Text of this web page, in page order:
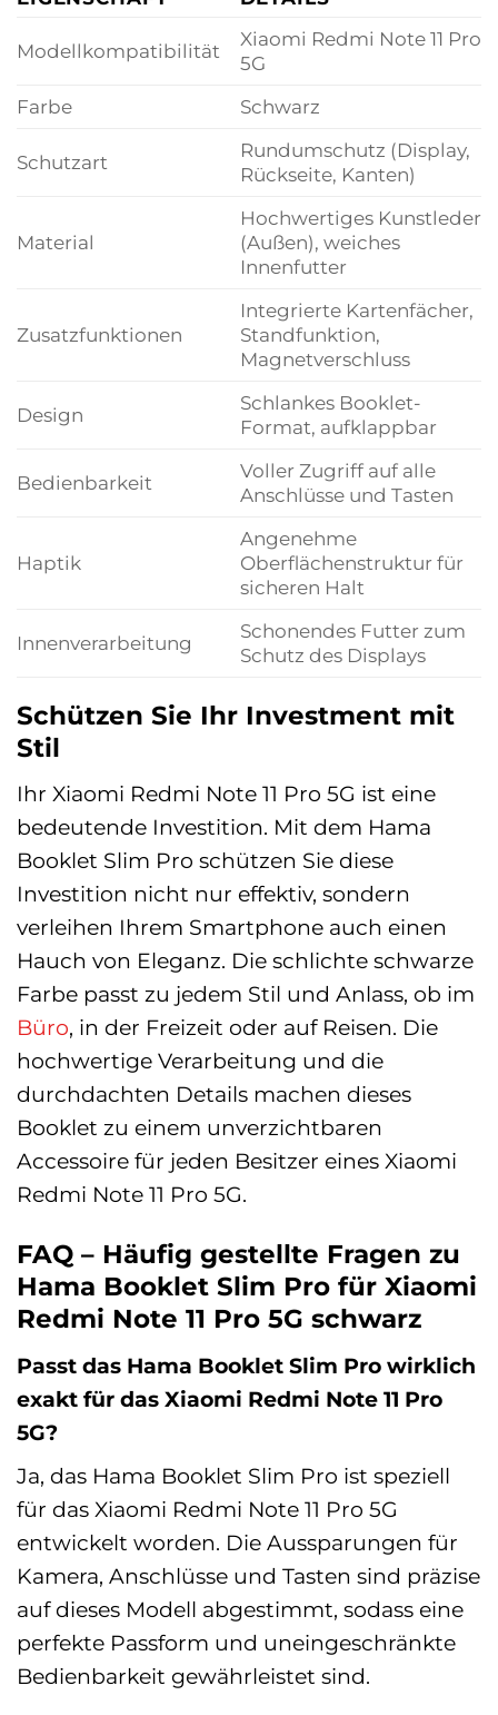
Modellkompatibilität
Xiaomi Redmi Note 11 Pro
5G
Farbe
Schwarz
Schutzart
Rundumschutz (Display,
Rückseite, Kanten)
Material
Hochwertiges Kunstleder
(Außen), weiches
Innenfutter
Zusatzfunktionen
Integrierte Kartenfächer,
Standfunktion,
Magnetverschluss
Design
Schlankes Booklet-
Format, aufklappbar
Bedienbarkeit
Voller Zugriff auf alle
Anschlüsse und Tasten
Haptik
Angenehme
Oberflächenstruktur für
sicheren Halt
Innenverarbeitung
Schonendes Futter zum
Schutz des Displays
Schützen Sie Ihr Investment mit
Stil
Ihr Xiaomi Redmi Note 11 Pro 5G ist eine
bedeutende Investition. Mit dem Hama
Booklet Slim Pro schützen Sie diese
Investition nicht nur effektiv, sondern
verleihen Ihrem Smartphone auch einen
Hauch von Eleganz. Die schlichte schwarze
Farbe passt zu jedem Stil und Anlass, ob im
Büro, in der Freizeit oder auf Reisen. Die
hochwertige Verarbeitung und die
durchdachten Details machen dieses
Booklet zu einem unverzichtbaren
Accessoire für jeden Besitzer eines Xiaomi
Redmi Note 11 Pro 5G.
FAQ – Häufig gestellte Fragen zu
Hama Booklet Slim Pro für Xiaomi
Redmi Note 11 Pro 5G schwarz
Passt das Hama Booklet Slim Pro wirklich
exakt für das Xiaomi Redmi Note 11 Pro
5G?
Ja, das Hama Booklet Slim Pro ist speziell
für das Xiaomi Redmi Note 11 Pro 5G
entwickelt worden. Die Aussparungen für
Kamera, Anschlüsse und Tasten sind präzise
auf dieses Modell abgestimmt, sodass eine
perfekte Passform und uneingeschränkte
Bedienbarkeit gewährleistet sind.